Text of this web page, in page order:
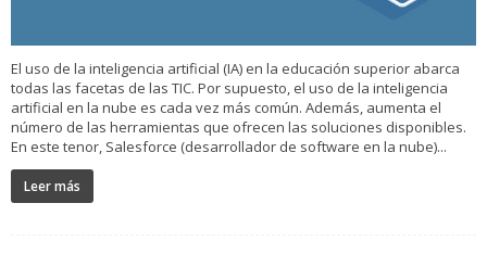
El uso de la inteligencia artificial (IA) en la educación superior abarca
todas las facetas de las TIC. Por supuesto, el uso de la inteligencia
artificial en la nube es cada vez más común. Además, aumenta el
número de las herramientas que ofrecen las soluciones disponibles.
En este tenor, Salesforce (desarrollador de software en la nube)...
Leer más